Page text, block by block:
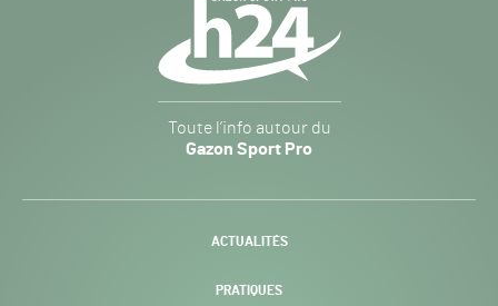
Sport
Pro
-
Toute l’info autour du
Gazon Sport Pro
ACTUALITÉS
PRATIQUES